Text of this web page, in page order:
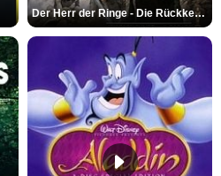
Der Herr der Ringe - Die Rückkehr des Königs Trailer OV